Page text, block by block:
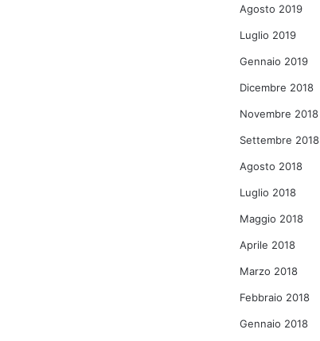
Agosto 2019
Luglio 2019
Gennaio 2019
Dicembre 2018
Novembre 2018
Settembre 2018
Agosto 2018
Luglio 2018
Maggio 2018
Aprile 2018
Marzo 2018
Febbraio 2018
Gennaio 2018